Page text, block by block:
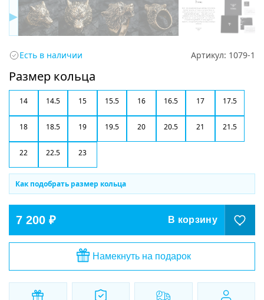
▶
Есть в наличии Артикул: 1079-1
Размер кольца
14 14.5 15 15.5 16 16.5 17 17.5
18 18.5 19 19.5 20 20.5 21 21.5
22 22.5 23
Как подобрать размер кольца
7 200 ₽ В корзину
Намекнуть на подарок